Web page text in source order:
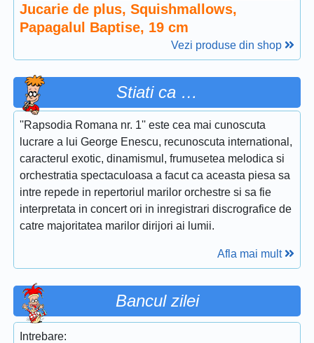
Jucarie de plus, Squishmallows,
Papagalul Baptise, 19 cm
Vezi produse din shop
Stiati ca …
''Rapsodia Romana nr. 1'' este cea mai cunoscuta
lucrare a lui George Enescu, recunoscuta international,
caracterul exotic, dinamismul, frumusetea melodica si
orchestratia spectaculoasa a facut ca aceasta piesa sa
intre repede in repertoriul marilor orchestre si sa fie
interpretata in concert ori in inregistrari discrografice de
catre majoritatea marilor dirijori ai lumii.
Afla mai mult
Bancul zilei
Intrebare: